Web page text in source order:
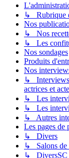
↳ Rubrique
Nos
↳ Nos
↳ Les
Nos sondages
Produits
Nos
↳ Interviews
actrices et
↳ Les
↳ Les
↳ Autres
Les pages de
↳ Divers
↳ Salons de
↳ DiversSC